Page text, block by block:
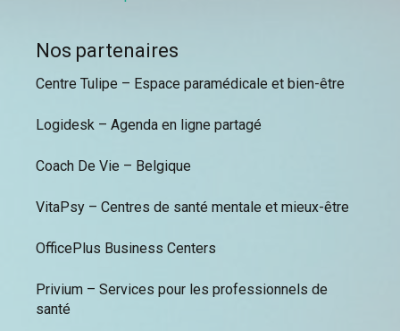
Nos partenaires
Centre Tulipe – Espace paramédicale et bien-être
Logidesk – Agenda en ligne partagé
Coach De Vie – Belgique
VitaPsy – Centres de santé mentale et mieux-être
OfficePlus Business Centers
Privium – Services pour les professionnels de
santé